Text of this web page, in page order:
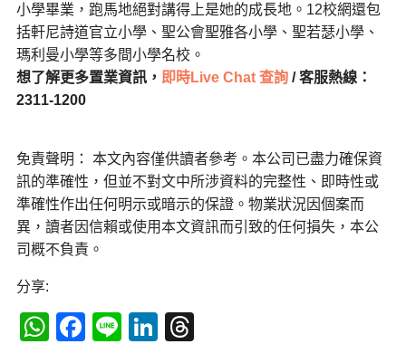
小學畢業，跑馬地絕對講得上是她的成長地。12校網還包
括軒尼詩道官立小學、聖公會聖雅各小學、聖若瑟小學、
瑪利曼小學等多間小學名校。
想了解更多置業資訊， 即時Live Chat 查詢/ 客服熱線：
2311-1200
免責聲明： 本文內容僅供讀者參考。本公司已盡力確保資
訊的準確性，但並不對文中所涉資料的完整性、即時性或
準確性作出任何明示或暗示的保證。物業狀況因個案而
異，讀者因信賴或使用本文資訊而引致的任何損失，本公
司概不負責。
分享:
WhatsApp
Facebook
LineLinkedIn
Threads